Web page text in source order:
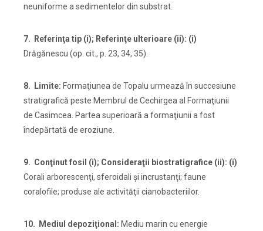
neuniforme a sedimentelor din substrat.
7. Referinţa tip (i); Referinţe ulterioare (ii): (i)
Drăgănescu (op. cit., p. 23, 34, 35).
8. Limite: Formaţiunea de Topalu urmează în succesiune
stratigrafică peste Membrul de Cechirgea al Formaţiunii
de Casimcea. Partea superioară a formaţiunii a fost
îndepărtată de eroziune.
9. Conţinut fosil (i); Consideraţii biostratigrafice (ii): (i)
Corali arborescenţi, sferoidali şi incrustanţi; faune
coralofile; produse ale activităţii cianobacteriilor.
10. Mediul depoziţional: Mediu marin cu energie